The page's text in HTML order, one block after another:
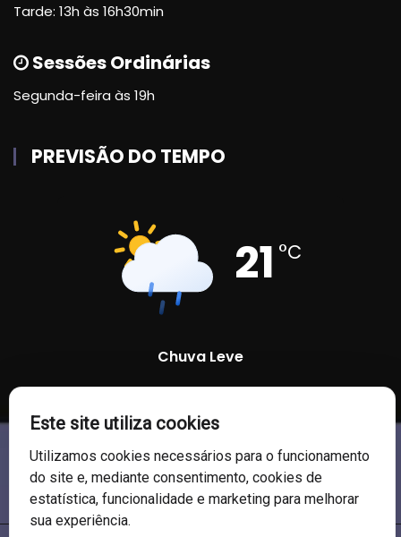
Tarde: 13h às 16h30min
Sessões Ordinárias
Segunda-feira às 19h
PREVISÃO DO TEMPO
21 °C
Chuva Leve
79 % 1007 mb
Este site utiliza cookies
Utilizamos cookies necessários para o funcionamento
do site e, mediante consentimento, cookies de
estatística, funcionalidade e marketing para melhorar
sua experiência.